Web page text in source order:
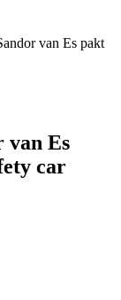
van Es pakt
van Es
car